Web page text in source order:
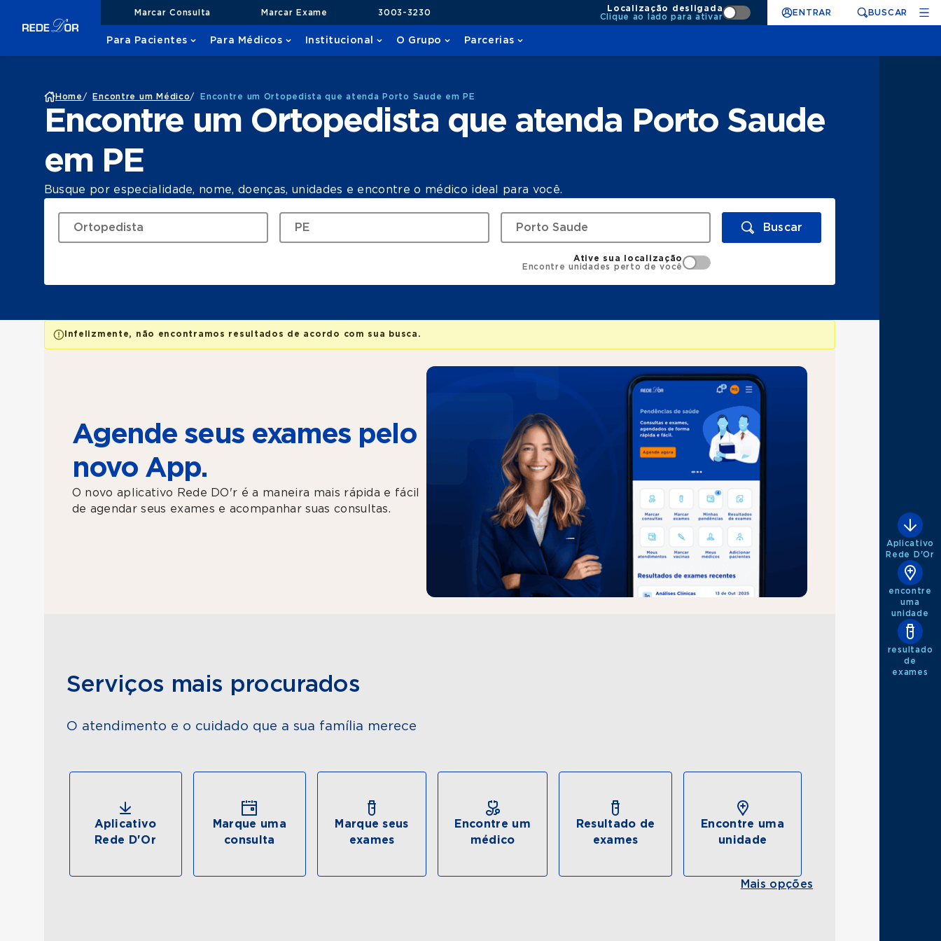
Marcar Consulta Marcar Exame 3003-3230
Localização desligada
Clique ao lado para ativar
ENTRAR BUSCAR
Para Pacientes Para Médicos Institucional O Grupo Parcerias
Home / Encontre um Médico/ Encontre um Ortopedista que atenda Porto Saude em PE
Encontre um Ortopedista que atenda Porto Saude
em PE
Busque por especialidade, nome, doenças, unidades e encontre o médico ideal para você.
Buscar
Ative sua localização
Encontre unidades perto de você
Infelizmente, não encontramos resultados de acordo com sua busca.
Agende seus exames pelo
novo App.
O novo aplicativo Rede DO'r é a maneira mais rápida e fácil
de agendar seus exames e acompanhar suas consultas.
Serviços mais procurados
O atendimento e o cuidado que a sua família merece
Aplicativo
Rede D'Or
Marque uma
consulta
Marque seus
exames
Encontre um
médico
Resultado de
exames
Encontre uma
unidade
Mais opções
Aplicativo
Rede D'Or
encontre
uma
unidade
resultado
de
exames